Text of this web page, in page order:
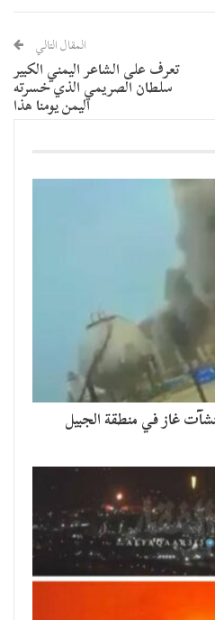
المقال التالي
تعرف على الشاعر اليمني الكبير
سلطان الصريمي الذي خسرته
اليمن يومنا هذا
غاز في منطقة الجبيل